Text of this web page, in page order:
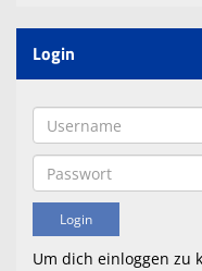
Login
Um dich einloggen zu